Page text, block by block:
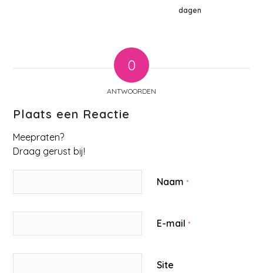
dagen
0
ANTWOORDEN
Plaats een Reactie
Meepraten?
Draag gerust bij!
Naam*
E-mail*
Site